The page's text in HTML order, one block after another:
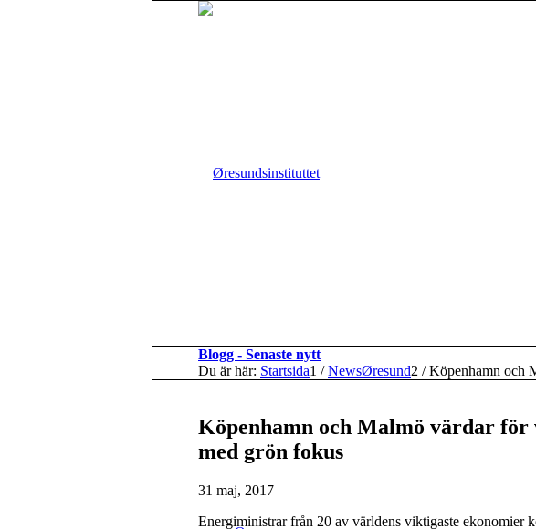
Blogg - Senaste nytt
Du är här: Startsida1 / NewsØresund2 / Köpenhamn och
Köpenhamn och Malmö värdar för
med grön fokus
31 maj, 2017
Energiministrar från 20 av världens viktigaste ekonomier